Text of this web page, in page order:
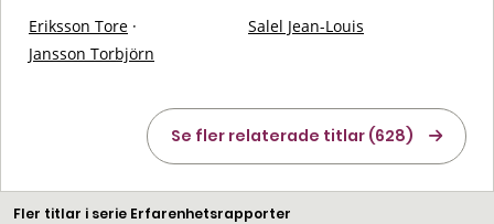
Eriksson Tore ·
Jansson Torbjörn
Salel Jean-Louis
Se fler relaterade titlar (628)
Fler titlar i serie Erfarenhetsrapporter